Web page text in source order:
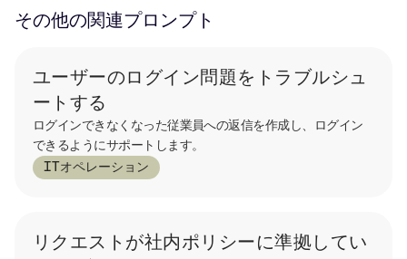
その他の関連プロンプト
ユーザーのログイン問題をトラブルシュ
ートする
ログインできなくなった従業員への返信を作成し、ログイン
できるようにサポートします。
ITオペレーション
リクエストが社内ポリシーに準拠してい